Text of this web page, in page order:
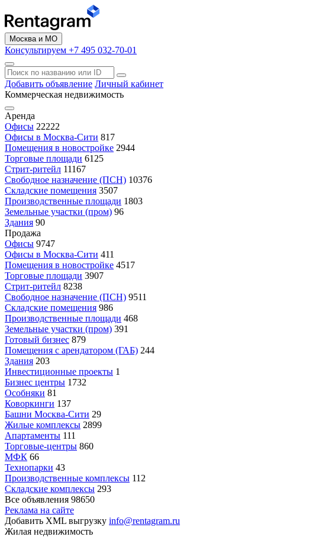
Москва и МО
Консультируем +7 495 032-70-01
Добавить объявление Личный кабинет
Коммерческая недвижимость
Аренда
Офисы 22222
Офисы в Москва-Сити 817
Помещения в новостройке 2944
Торговые площади 6125
Стрит-ритейл 11167
Свободное назначение (ПСН) 10376
Складские помещения 3507
Производственные площади 1803
Земельные участки (пром) 96
Здания 90
Продажа
Офисы 9747
Офисы в Москва-Сити 411
Помещения в новостройке 4517
Торговые площади 3907
Стрит-ритейл 8238
Свободное назначение (ПСН) 9511
Складские помещения 986
Производственные площади 468
Земельные участки (пром) 391
Готовый бизнес 879
Помещения с арендатором (ГАБ) 244
Здания 203
Инвестиционные проекты 1
Бизнес центры 1732
Особняки 81
Коворкинги 137
Башни Москва-Сити 29
Жилые комплексы 2899
Апартаменты 111
Торговые-центры 860
МФК 66
Технопарки 43
Производственные комплексы 112
Складские комплексы 293
Все объявления 98650
Реклама на сайте
Добавить XML выгрузку info@rentagram.ru
Жилая недвижимость